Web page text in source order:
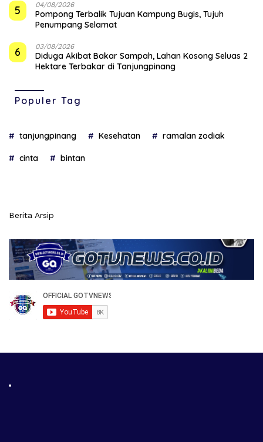
5 04/08/2026
Pompong Terbalik Tujuan Kampung Bugis, Tujuh
Penumpang Selamat
6 03/08/2026
Diduga Akibat Bakar Sampah, Lahan Kosong Seluas 2
Hektare Terbakar di Tanjungpinang
Populer Tag
tanjungpinang Kesehatan ramalan zodiak
cinta bintan
Berita Arsip